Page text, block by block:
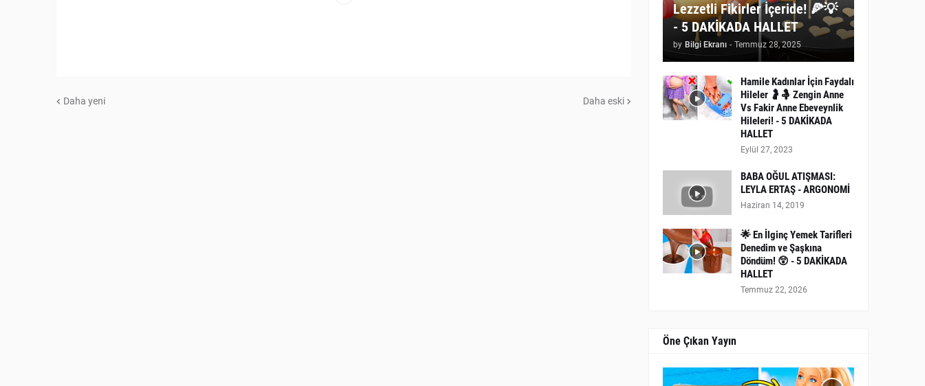
Daha yeni Daha eski
Lezzetli Fikirler İçeride! 🍕💡
- 5 DAKİKADA HALLET
by Bilgi Ekranı - Temmuz 28, 2025
Hamile Kadınlar İçin Faydalı
Hileler 🤰🤱 Zengin Anne
Vs Fakir Anne Ebeveynlik
Hileleri! - 5 DAKİKADA
HALLET
Eylül 27, 2023
BABA OĞUL ATIŞMASI:
LEYLA ERTAŞ - ARGONOMİ
Haziran 14, 2019
🌟 En İlginç Yemek Tarifleri
Denedim ve Şaşkına
Döndüm! 😲 - 5 DAKİKADA
HALLET
Temmuz 22, 2026
Öne Çıkan Yayın